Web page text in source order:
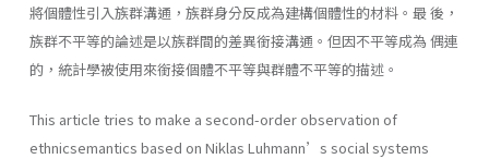
將個體性引入族群溝通，族群身分反成為建構個體性的材料。最 後，
族群不平等的論述是以族群間的差異銜接溝通。但因不平等成為 偶連
的，統計學被使用來銜接個體不平等與群體不平等的描述。
This article tries to make a second-order observation of
ethnicsemantics based on Niklas Luhmann’s social systems